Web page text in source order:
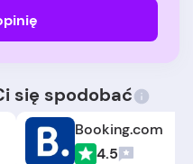
się spodobać
Booking.com
4.5